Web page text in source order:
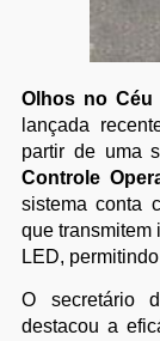
Olhos no Céu
lançada
partir de uma
Controle
sistema conta
que transmitem
LED,
O secretário
destacou a